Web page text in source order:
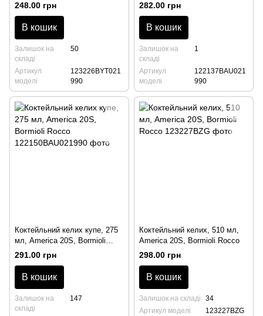
248.00 грн
В кошик
Залишок на
складі
50
Артикул
моделі
123226BYT021
990
282.00 грн
В кошик
Залишок на
складі
1
Артикул
моделі
122137BAU021
990
Коктейльний келих купе, 275
мл, America 20S, Bormioli
Rocco
291.00 грн
В кошик
Залишок на
складі
147
Коктейльний келих, 510 мл,
America 20S, Bormioli Rocco
298.00 грн
В кошик
Залишок на складі
34
Артикул моделі
123227BZG